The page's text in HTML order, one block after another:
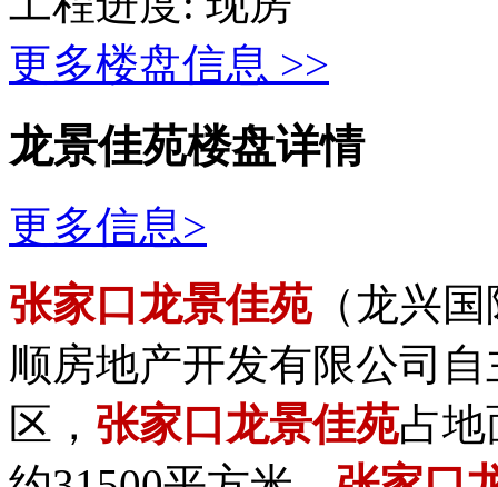
更多楼盘信息 >>
龙景佳苑楼盘详情
更多信息>
张家口龙景佳苑（龙兴
顺房地产开发有限公司
区， 张家口龙景佳苑占地